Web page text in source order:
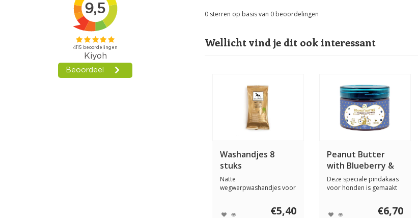
0 sterren op basis van 0 beoordelingen
Wellicht vind je dit ook interessant
Washandjes 8
stuks
Natte
wegwerpwashandjes voor
€5,40
Peanut Butter
with Blueberry &
Hemp Seeds
Deze speciale pindakaas
voor honden is gemaakt
€6,70